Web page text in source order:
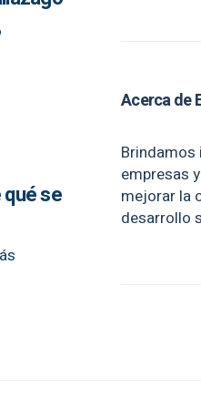
se
Acerca de
empresas
mejorar la
desarrollo